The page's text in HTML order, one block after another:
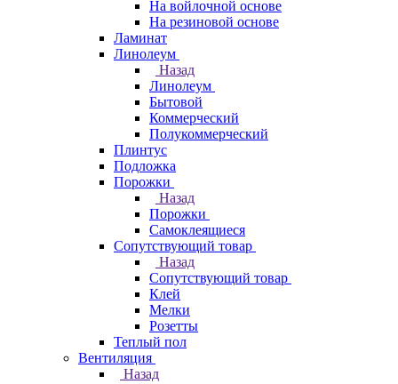
На войлочной основе
На резиновой основе
Ламинат
Линолеум
Назад
Линолеум
Бытовой
Коммерческий
Полукоммерческий
Плинтус
Подложка
Порожки
Назад
Порожки
Самоклеящиеся
Сопутствующий товар
Назад
Сопутствующий товар
Клей
Мелки
Розетты
Теплый пол
Вентиляция
Назад